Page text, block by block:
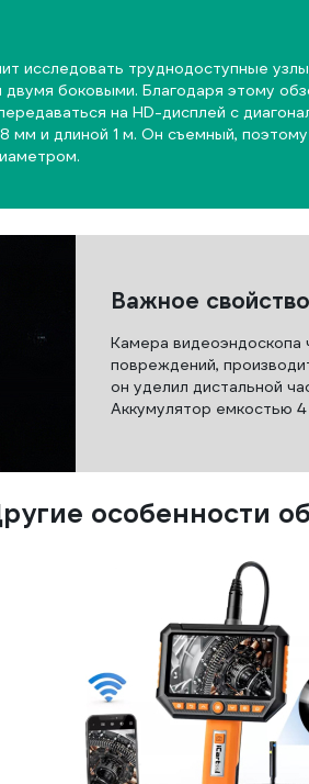
исследовать труднодоступные
боковыми. Благодаря этому
на HD-дисплей с
мм и длиной 1 м. Он съемный,
Важное
Камера видеоэндоскопа
повреждений,
он уделил дистальной
Аккумулятор емкостью
особенности